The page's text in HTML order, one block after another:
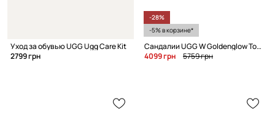
Уход за обувью UGG Ugg Care Kit
2799 грн
-28%
-5% в корзине*
Сандалии UGG W Goldenglow Toggle
4099 грн
5759 грн